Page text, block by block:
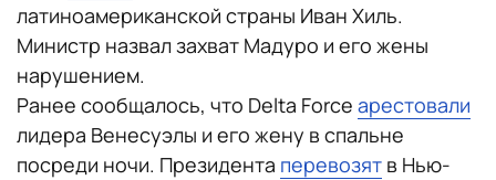
латиноамериканской страны Иван Хиль.
Министр назвал захват Мадуро и его жены
нарушением.
Ранее сообщалось, что Delta Force арестовали
лидера Венесуэлы и его жену в спальне
посреди ночи. Президента перевозят в Нью-